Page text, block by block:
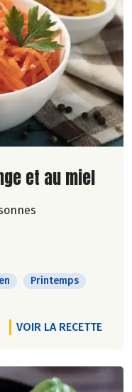
et au miel
Printemps
VOIR LA RECETTE